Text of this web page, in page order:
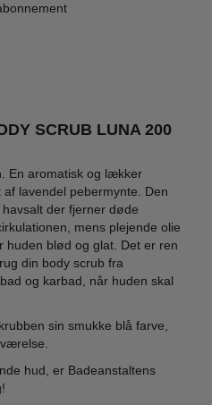
SCRUB LUNA 200
En aromatisk og lækker
lavendel pebermynte. Den
der fjerner døde
mens plejende olie
huden blød og glat. Det er ren
din body scrub fra
og karbad, når huden skal
sin smukke blå farve,
hud, er Badeanstaltens